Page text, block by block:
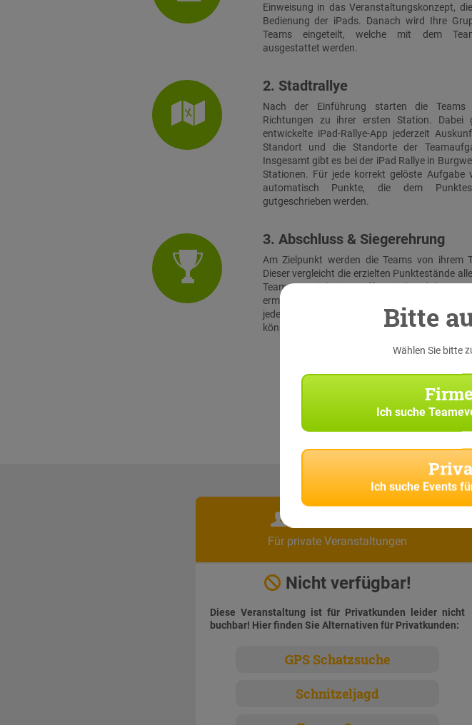
Einweisung in das Veranstaltungskonzept,
Bedienung der iPads. Danach wird Ihre
Teams eingeteilt, welche mit dem
ausgestattet werden.
2. Stadtrallye
Nach der Einführung starten die Teams
Richtungen zu ihrer ersten Station. Dabei
entwickelte iPad-Rallye-App jederzeit
Standort und die Standorte der
Insgesamt gibt es bei der iPad Rallye in
Stationen. Für jede korrekt gelöste Aufgabe
automatisch Punkte, die dem
gutgeschrieben werden.
3. Abschluss & Siegerehrung
Am Zielpunkt werden die Teams von ihrem
Dieser vergleicht die erzielten Punktestände
Teams am Ziel eingetroffen sind und der
ermittet hat, findet die Siegerehrung statt.
jeder Teilnehmer eine Urkunde. Darüber
können optional gebucht oder selbst
Privatkunden
Für private Veranstaltungen
Nicht verfügbar!
Diese Veranstaltung ist für Privatkunden leider nicht
buchbar! Hier finden Sie Alternativen für Privatkunden:
GPS Schatzsuche
Schnitzeljagd
Bitte
Wählen Sie bitte
Ich suche
Ich suche Events